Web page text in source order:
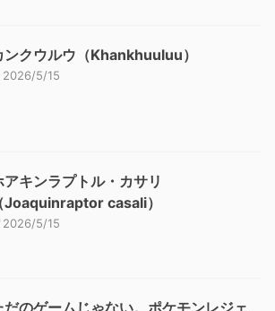
ンクウルウ（Khankhuuluu）
2026/5/15
アキンラプトル・カサリ
（Joaquinraptor casali）
2026/5/15
だのゲームじゃない。ポケモンレジェ